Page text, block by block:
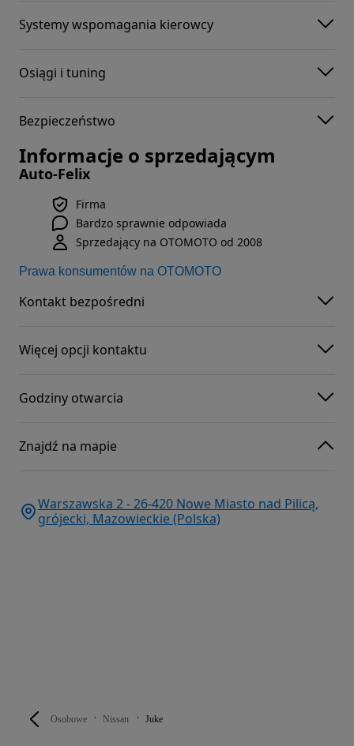
Osobowe Nissan Juke
Systemy wspomagania kierowcy
Osiągi i tuning
Bezpieczeństwo
Informacje o sprzedającym
Auto-Felix
Firma
Bardzo sprawnie odpowiada
Sprzedający na OTOMOTO od 2008
Prawa konsumentów na OTOMOTO
Kontakt bezpośredni
Więcej opcji kontaktu
Godziny otwarcia
Znajdź na mapie
Warszawska 2 - 26-420 Nowe Miasto nad Pilicą,
grójecki, Mazowieckie (Polska)